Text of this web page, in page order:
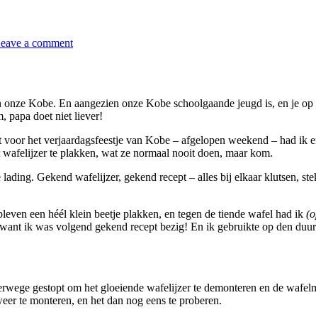
a commentzieke
Kobe. En aangezien onze Kobe schoolgaande jeugd is, en je
papa doet niet liever!
het verjaardagsfeestje van Kobe – afgelopen weekend – had ik
te plakken, wat ze normaal nooit doen, maar kom.
Gekend wafelijzer, gekend recept – alles bij elkaar klutsen,
een héél klein beetje plakken, en tegen de tiende wafel had ik
ik was volgend gekend recept bezig! En ik gebruikte op den duur
gestopt om het gloeiende wafelijzer te demonteren en de
te monteren, en het dan nog eens te proberen.